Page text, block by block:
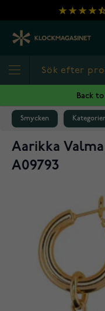
Hoppa till innehållet
Back
Smycken Kategorier
Aarikka
A09793